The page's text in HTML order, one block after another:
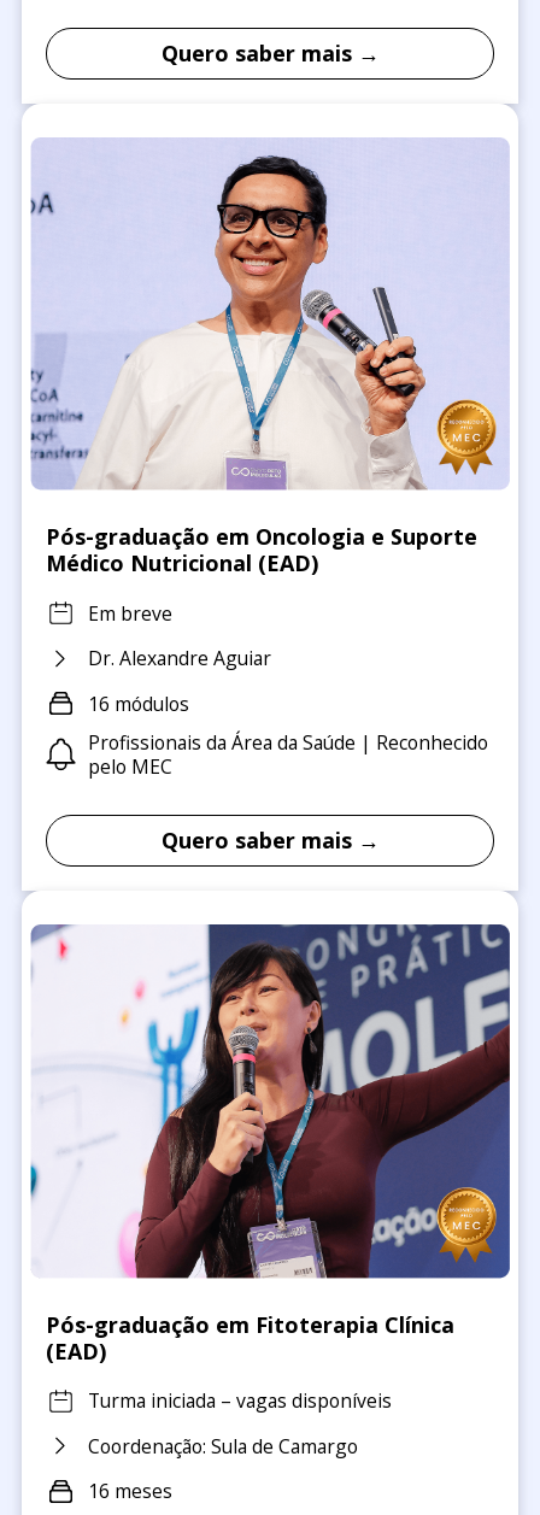
Quero saber mais →
Pós-graduação em Oncologia e Suporte
Médico Nutricional (EAD)
Em breve
Dr. Alexandre Aguiar
16 módulos
Profissionais da Área da Saúde | Reconhecido
pelo MEC
Quero saber mais →
Pós-graduação em Fitoterapia Clínica
(EAD)
Turma iniciada – vagas disponíveis
Coordenação: Sula de Camargo
16 meses